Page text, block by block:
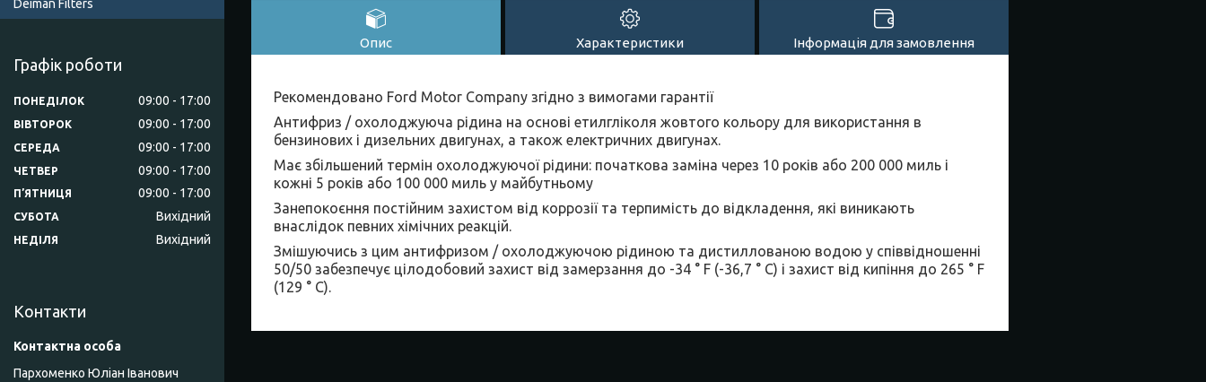
Опис Характеристики Інформація для замовлення
Рекомендовано Ford Motor Company згідно з вимогами гарантії
Антифриз / охолоджуюча рідина на основі етилгліколя жовтого кольору для використання в
бензинових і дизельних двигунах, а також електричних двигунах.
Має збільшений термін охолоджуючої рідини: початкова заміна через 10 років або 200 000 миль і
кожні 5 років або 100 000 миль у майбутньому
Занепокоєння постійним захистом від коррозії та терпимість до відкладення, які виникають
внаслідок певних хімічних реакцій.
Змішуючись з цим антифризом / охолоджуючою рідиною та дистиллованою водою у співвідношенні
50/50 забезпечує цілодобовий захист від замерзання до -34 ° F (-36,7 ° C) і захист від кипіння до 265 ° F
(129 ° C).
Deiman Filters
Графік роботи
ПОНЕДІЛОК 09:00 17:00
ВІВТОРОК 09:00 17:00
СЕРЕДА 09:00 17:00
ЧЕТВЕР 09:00 17:00
ПʼЯТНИЦЯ 09:00 17:00
СУБОТА Вихідний
НЕДІЛЯ Вихідний
Контакти
Пархоменко Юліан Іванович